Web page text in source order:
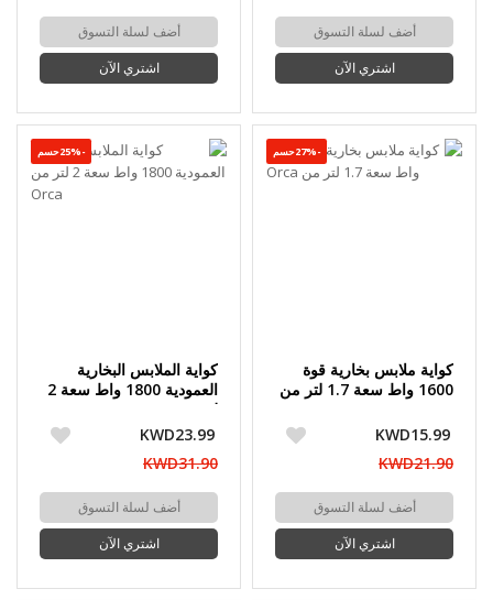
أضف لسلة التسوق
اشتري الآن
أضف لسلة التسوق
اشتري الآن
-27%حسم
كواية ملابس بخارية قوة
1600 واط سعة 1.7 لتر من
KWD15.99
KWD21.90
أضف لسلة التسوق
اشتري الآن
-25%حسم
كواية الملابس البخارية
العمودية 1800 واط سعة 2
لتر من Orca
KWD23.99
KWD31.90
أضف لسلة التسوق
اشتري الآن